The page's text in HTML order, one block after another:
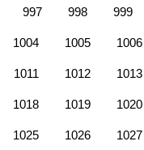
997 998 999
1004 1005 1006
1011 1012 1013
1018 1019 1020
1025 1026 1027